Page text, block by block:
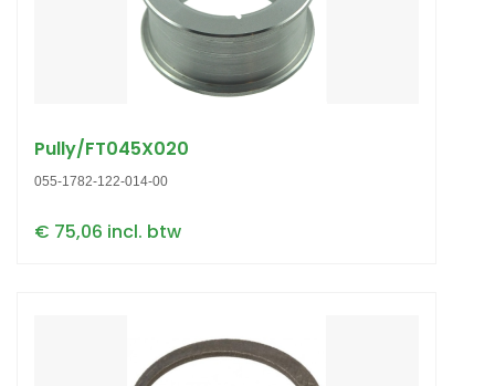
Pully/FT045X020
055-1782-122-014-00
€ 75,06 incl. btw